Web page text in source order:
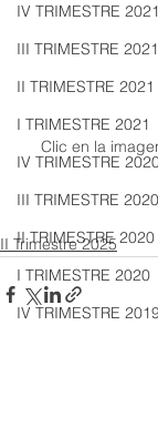
IV TRIMESTRE 2021
III TRIMESTRE 2021
II TRIMESTRE 2021
I TRIMESTRE 2021
IV TRIMESTRE
III TRIMESTRE 2020
II TRIMESTRE 2020
I TRIMESTRE 2020
IV TRIMESTRE
Clic en la
II Trimestre 2025